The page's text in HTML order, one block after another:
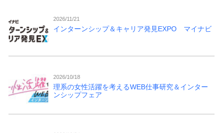
2026/11/21
インターンシップ＆キャリア発見EXPO マイナビ
2026/10/18
理系の女性活躍を考えるWEB仕事研究＆インター
ンシップフェア